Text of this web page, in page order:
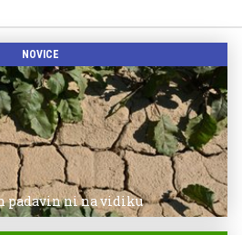
NOVICE
padavin ni na vidiku